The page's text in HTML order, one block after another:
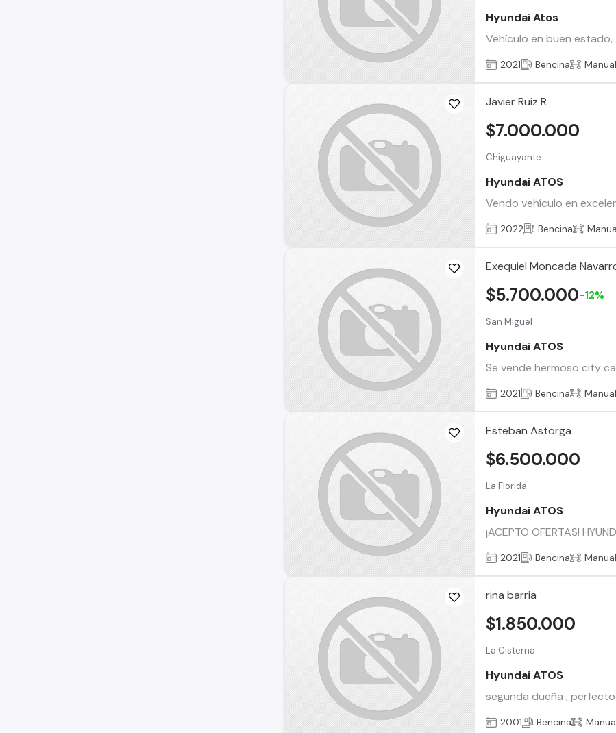
Hyundai Atos
Vehículo en buen
2021 Bencina
Javier Ruiz R
Chiguayante
Hyundai ATOS
Vendo vehículo en
$7.000.000
2022 Bencina
Exequiel Moncada
San Miguel
Hyundai ATOS
Se vende hermoso city
$5.700.000-12%
2021 Bencina
Esteban Astorga
La Florida
Hyundai ATOS
¡ACEPTO OFERTAS!
$6.500.000
2021 Bencina
rina barria
La Cisterna
Hyundai ATOS
segunda dueña ,
$1.850.000
2001 Bencina